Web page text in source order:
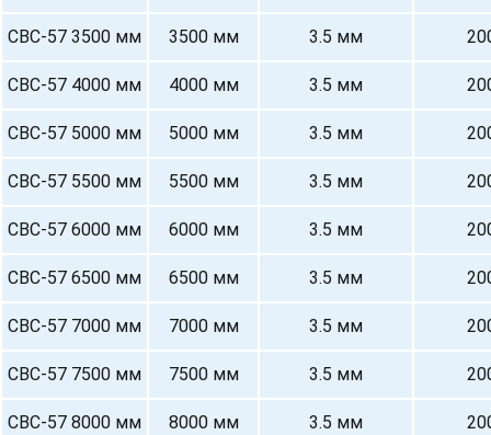
СВС-57 3500 мм 3500 мм 3.5 мм
СВС-57 4000 мм 4000 мм 3.5 мм
СВС-57 5000 мм 5000 мм 3.5 мм
СВС-57 5500 мм 5500 мм 3.5 мм
СВС-57 6000 мм 6000 мм 3.5 мм
СВС-57 6500 мм 6500 мм 3.5 мм
СВС-57 7000 мм 7000 мм 3.5 мм
СВС-57 7500 мм 7500 мм 3.5 мм
СВС-57 8000 мм 8000 мм 3.5 мм